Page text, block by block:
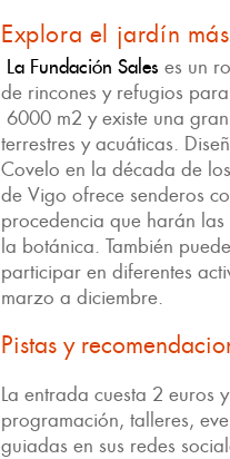
Explora el jardín
La Fundación Sales es un
de rincones y refugios
6000 m2 y existe una
terrestres y acuáticas.
Covelo en la década de
de Vigo ofrece senderos
procedencia que harán
la botánica. También
participar en diferentes
marzo a diciembre.
Pistas y
La entrada cuesta 2 euros
programación, talleres,
guiadas en sus redes